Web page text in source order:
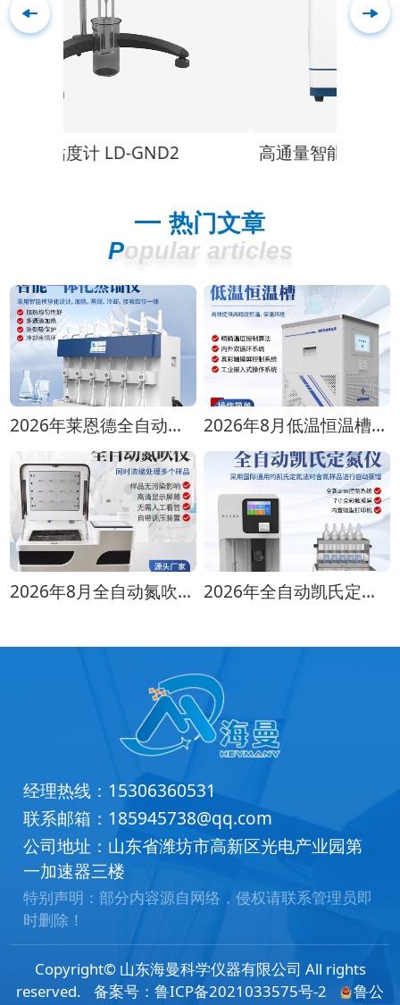
高通量智能微波消解仪 LD-WB16+
热门文章
Popular articles
2026年莱恩德全自动蒸馏仪全型号对比选购指南 2026年8月低温恒温槽选购攻略 全生命周期成本对比
2026年8月全自动氮吹仪选购指南：各行业适配方案推荐 2026年全自动凯氏定氮仪选购指南 实验室选型全攻略
经理热线： 15306360531
联系邮箱： 185945738@qq.com
公司地址：山东省潍坊市高新区光电产业园第
一加速器三楼
特别声明：部分内容源自网络，侵权请联系管理员即
时删除！
Copyright© 山东海曼科学仪器有限公司 All rights
reserved.
备案号：鲁ICP备2021033575号-2
鲁公